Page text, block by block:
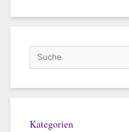
Kategorien